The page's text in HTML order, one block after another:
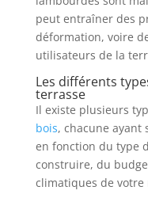
peut entraîner des
déformation, voire
utilisateurs de la
Les différents
terrasse
Il existe plusieurs
bois, chacune ayant
en fonction du type
construire, du
climatiques de votre